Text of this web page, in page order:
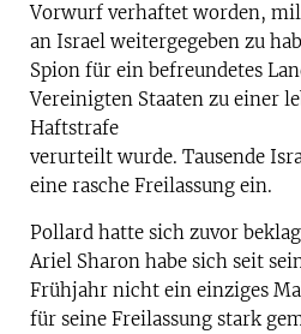
Vorwurf verhaftet worden,
an Israel weitergegeben zu
Spion für ein befreundetes
Vereinigten Staaten zu einer
Haftstrafe
verurteilt wurde. Tausende
eine rasche Freilassung ein.
Pollard hatte sich zuvor
Ariel Sharon habe sich seit
Frühjahr nicht ein einziges
für seine Freilassung stark